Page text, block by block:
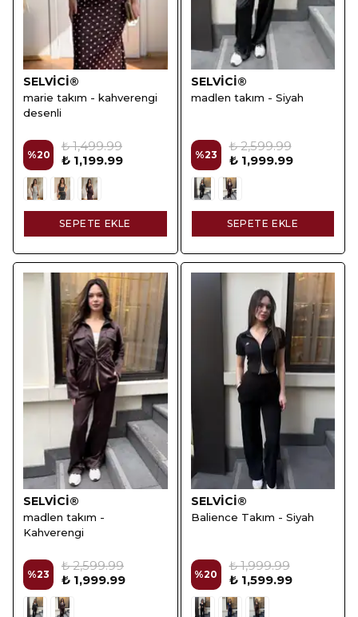
SELVİCİ®
marie takım - kahverengi
desenli
%20
₺ 1,499.99
₺ 1,199.99
SEPETE EKLE
SELVİCİ®
madlen takım - Siyah
%23
₺ 2,599.99
₺ 1,999.99
SEPETE EKLE
SELVİCİ®
madlen takım -
Kahverengi
%23
₺ 2,599.99
₺ 1,999.99
SELVİCİ®
Balience Takım - Siyah
%20
₺ 1,999.99
₺ 1,599.99